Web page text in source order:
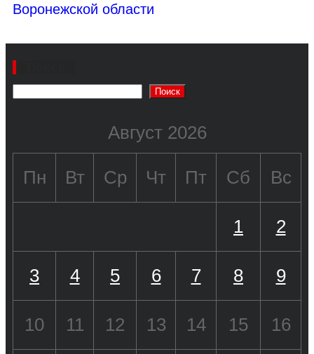
Воронежской области
Поиск
Август 2026
Пн Вт Ср Чт Пт Сб Вс
1 2
3 4 5 6 7 8 9
10 11 12 13 14 15 16